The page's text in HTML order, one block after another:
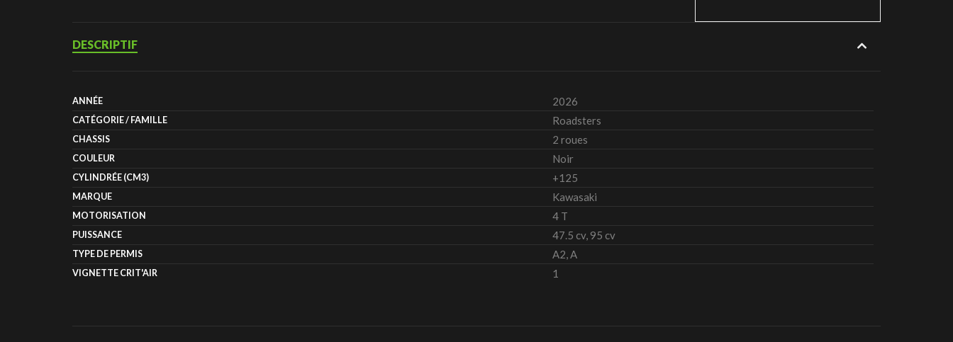
DESCRIPTIF
ANNÉE 2026
CATÉGORIE / FAMILLE Roadsters
CHASSIS 2 roues
COULEUR Noir
CYLINDRÉE (CM3) +125
MARQUE Kawasaki
MOTORISATION 4 T
PUISSANCE 47.5 cv, 95 cv
TYPE DE PERMIS A2, A
VIGNETTE CRIT'AIR 1